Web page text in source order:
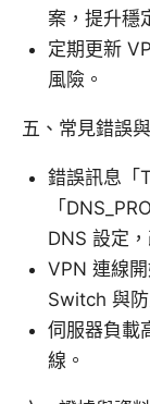
案，提升穩
定期更新
風險。
五、常見錯誤
錯誤訊息「
「
DNS 設定，
VPN 連線
Switch 與防
伺服器負載
線。